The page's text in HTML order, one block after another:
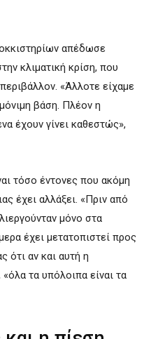
απέδωσε
κλιματική κρίση, που
«Άλλοτε είχαμε
βάση. Πλέον η
έχουν γίνει καθεστώς»,
τόσο έντονες που ακόμη
έχει αλλάξει. «Πριν από
μόνο στα
έχει μετατοπιστεί προς
ότι αν και αυτή η
τα υπόλοιπα είναι τα